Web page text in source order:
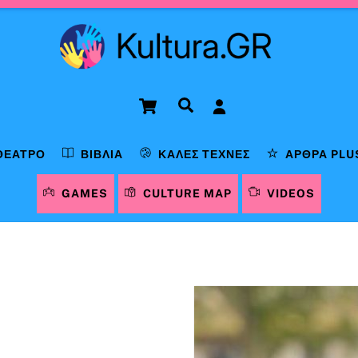
Cart Αναζήτηση
ΒΙΒΛΊΑ ΚΑΛΈΣ ΤΈΧΝΕΣ ΆΡΘΡΑ
GAMES CULTURE MAP VIDEOS